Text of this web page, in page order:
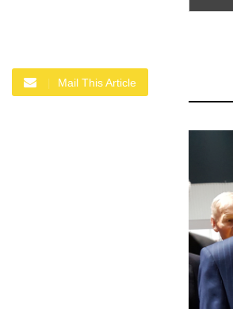
Mail This Article